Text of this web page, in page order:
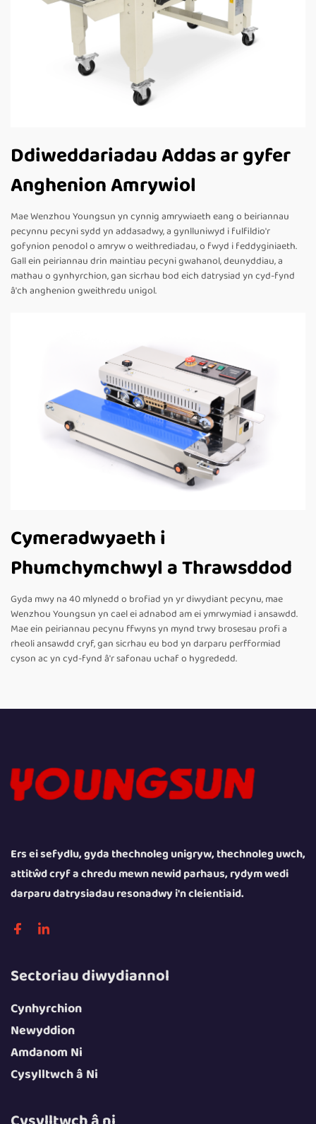
Ddiweddariadau Addas ar gyfer
Anghenion Amrywiol
Mae Wenzhou Youngsun yn cynnig amrywiaeth eang o beiriannau
pecynnu pecyni sydd yn addasadwy, a gynlluniwyd i fulfildio'r
gofynion penodol o amryw o weithrediadau, o fwyd i feddyginiaeth.
Gall ein peiriannau drin maintiau pecyni gwahanol, deunyddiau, a
mathau o gynhyrchion, gan sicrhau bod eich datrysiad yn cyd-fynd
â'ch anghenion gweithredu unigol.
Cymeradwyaeth i
Phumchymchwyl a Thrawsddod
Gyda mwy na 40 mlynedd o brofiad yn yr diwydiant pecynu, mae
Wenzhou Youngsun yn cael ei adnabod am ei ymrwymiad i ansawdd.
Mae ein peiriannau pecynu ffwyns yn mynd trwy brosesau profi a
rheoli ansawdd cryf, gan sicrhau eu bod yn darparu perfformiad
cyson ac yn cyd-fynd â'r safonau uchaf o hygrededd.
Ers ei sefydlu, gyda thechnoleg unigryw, thechnoleg uwch,
attitŵd cryf a chredu mewn newid parhaus, rydym wedi
darparu datrysiadau resonadwy i'n cleientiaid.
Sectoriau diwydiannol
Cynhyrchion
Newyddion
Amdanom Ni
Cysylltwch â Ni